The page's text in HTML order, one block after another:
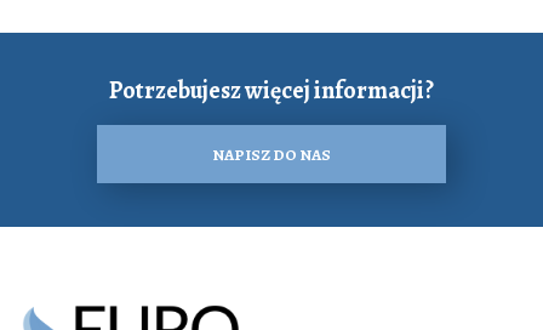
Potrzebujesz więcej informacji?
NAPISZ DO NAS